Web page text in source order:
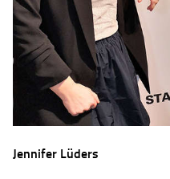
Jennifer Lüders